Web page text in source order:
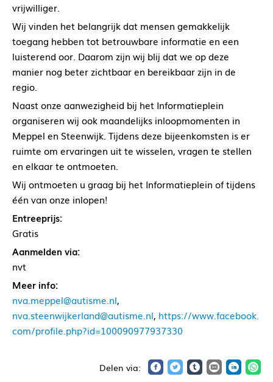
vrijwilliger.
Wij vinden het belangrijk dat mensen gemakkelijk
toegang hebben tot betrouwbare informatie en een
luisterend oor. Daarom zijn wij blij dat we op deze
manier nog beter zichtbaar en bereikbaar zijn in de
regio.
Naast onze aanwezigheid bij het Informatieplein
organiseren wij ook maandelijks inloopmomenten in
Meppel en Steenwijk. Tijdens deze bijeenkomsten is er
ruimte om ervaringen uit te wisselen, vragen te stellen
en elkaar te ontmoeten.
Wij ontmoeten u graag bij het Informatieplein of tijdens
één van onze inlopen!
Entreeprijs:
Gratis
Aanmelden via:
nvt
Meer info:
nva.meppel@autisme.nl,
nva.steenwijkerland@autisme.nl, https://www.facebook.
com/profile.php?id=100090977937330